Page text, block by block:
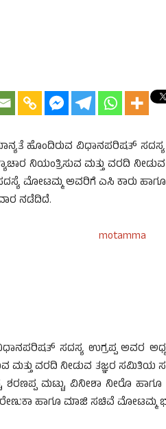
ಹೊಂದಿರುವ ವಿಧಾನಪರಿಷತ್ ಸದಸ್ಯ
ನಿಯಂತ್ರಿಸುವ ಮತ್ತು ವರದಿ
ಮೋಟಮ್ಮ ಅವರಿಗೆ ಎಸಿ ಕಾರು
ನಡೆದಿದೆ.
ಸದಸ್ಯ ಉಗ್ರಪ್ಪ ಅವರ
ಮತ್ತು ವರದಿ ನೀಡುವ ತಜ್ಞರ ಸಮಿತಿಯ
ಶರಣಪ್ಪ ಮಟ್ಟು, ವಿನೀಶಾ ನೀರೊ
ಹಾಗೂ ಮಾಜಿ ಸಚಿವೆ ಮೋಟಮ್ಮ